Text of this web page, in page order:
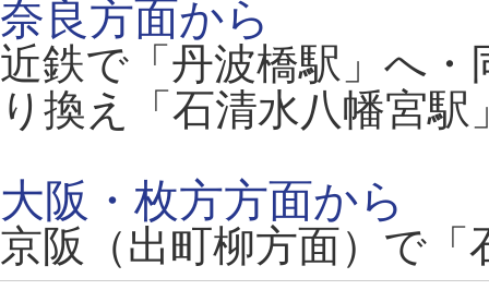
奈良方面から
近鉄で「丹波橋駅」へ
り換え「石清水八幡宮駅
大阪・枚方方面から
京阪（出町柳方面）で